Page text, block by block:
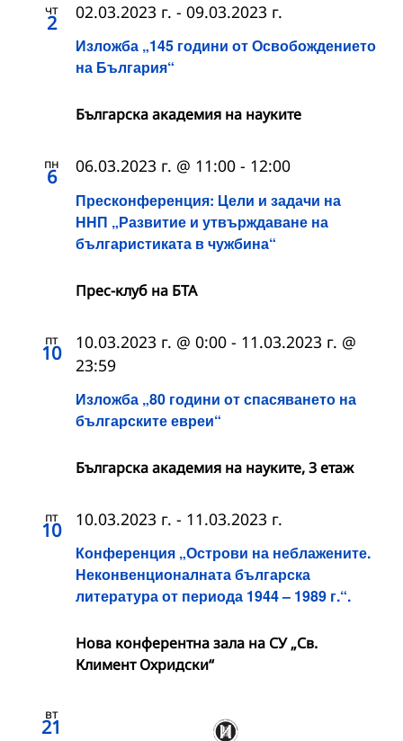
чт
2
Изложба „145 години от Освобождението
на България“
02.03.2023 г. - 09.03.2023 г.
Българска академия на науките
пн
6
Пресконференция: Цели и задачи на
ННП „Развитие и утвърждаване на
българистиката в чужбина“
06.03.2023 г. @ 11:00 - 12:00
Прес-клуб на БТА
пт
10
Изложба „80 години от спасяването на
българските евреи“
10.03.2023 г. @ 0:00 - 11.03.2023 г. @
23:59
Българска академия на науките, 3 етаж
пт
10
Конференция „Острови на неблажените.
Неконвенционалната българска
литература от периода 1944 – 1989 г.“.
10.03.2023 г. - 11.03.2023 г.
Нова конферентна зала на СУ „Св.
Климент Охридски“
вт
21